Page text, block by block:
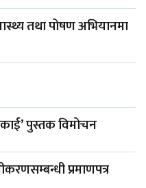
तथा पोषण अभियानमा
पुस्तक विमोचन
प्रमाणपत्र